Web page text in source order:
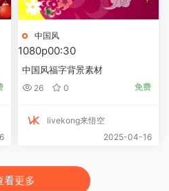
中国风
1080p00:30
中国风福字背景素材
26 0 免费
livekong来悟空
2025-04-16
看更多